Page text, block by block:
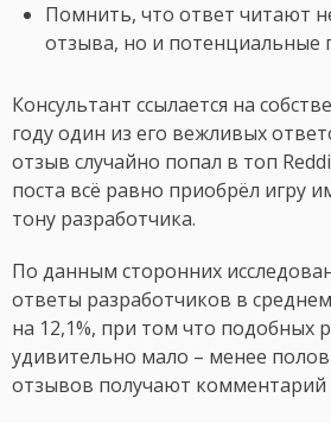
Помнить, что ответ читают
отзыва, но и потенциальные
Консультант ссылается на
году один из его вежливых
отзыв случайно попал в топ
поста всё равно приобрёл игру
тону разработчика.
По данным сторонних
ответы разработчиков в
на 12,1%, при том что подобных
удивительно мало – менее
отзывов получают комментарий